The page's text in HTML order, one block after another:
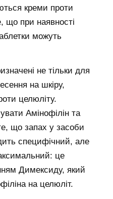
креми проти
що при наявності
можуть
не тільки для
на шкіру,
целюліту.
Амінофілін та
що запах у засоби
специфічний, але
це
Димексиду, який
на целюліт.